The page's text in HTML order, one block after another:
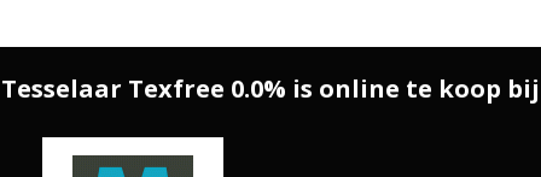
Tesselaar Texfree 0.0% is online te koop bij